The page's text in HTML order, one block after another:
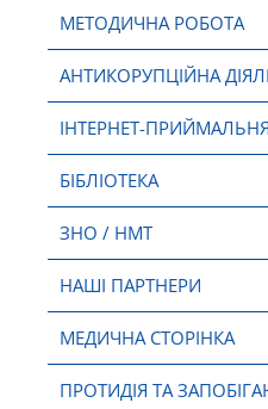
МЕТОДИЧНА РОБОТА
АНТИКОРУПЦІЙНА
ІНТЕРНЕТ-ПРИЙМАЛЬНЯ
БІБЛІОТЕКА
ЗНО / НМТ
НАШІ ПАРТНЕРИ
МЕДИЧНА СТОРІНКА
ПРОТИДІЯ ТА